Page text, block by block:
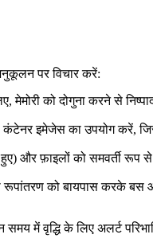
पर विचार करें:
मेमोरी को दोगुना करने से
इमेजेस का उपयोग करें,
और फ़ाइलों को समवर्ती
रूपांतरण को बायपास करके बस
में वृद्धि के लिए अलर्ट